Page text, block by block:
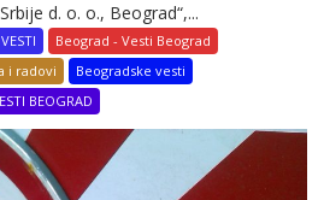
d. o. o., Beograd“,...
Beograd - Vesti Beograd
i radovi
Beogradske vesti
BEOGRAD